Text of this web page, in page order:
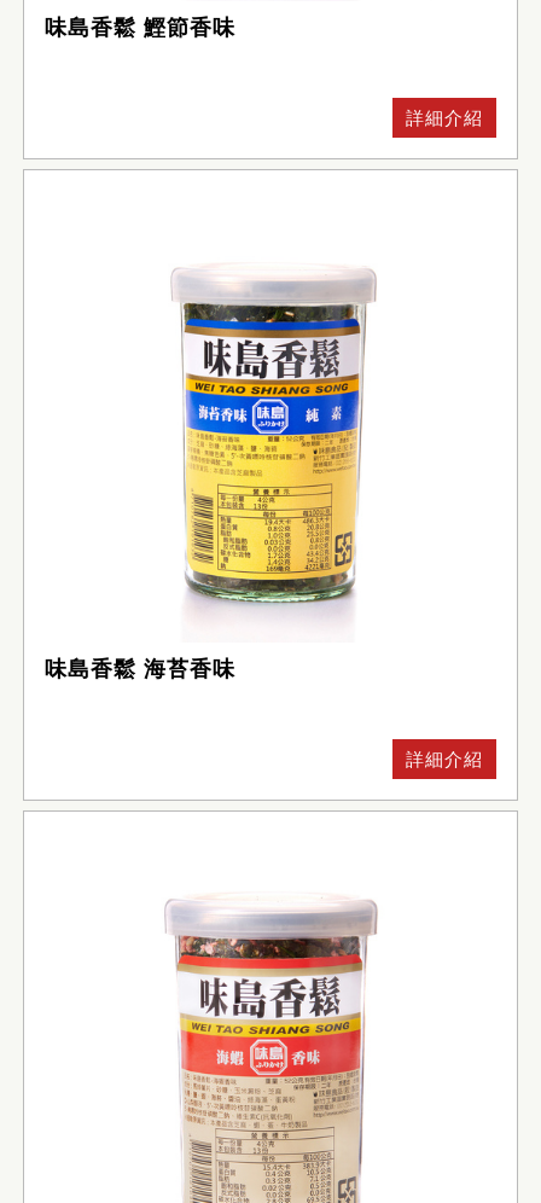
味島香鬆 鰹節香味
詳細介紹
味島香鬆 海苔香味
詳細介紹